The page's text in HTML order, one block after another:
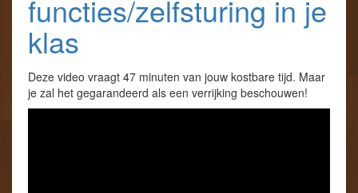
functies/zelfsturing in je
klas
Deze video vraagt 47 minuten van jouw kostbare tijd. Maar
je zal het gegarandeerd als een verrijking beschouwen!